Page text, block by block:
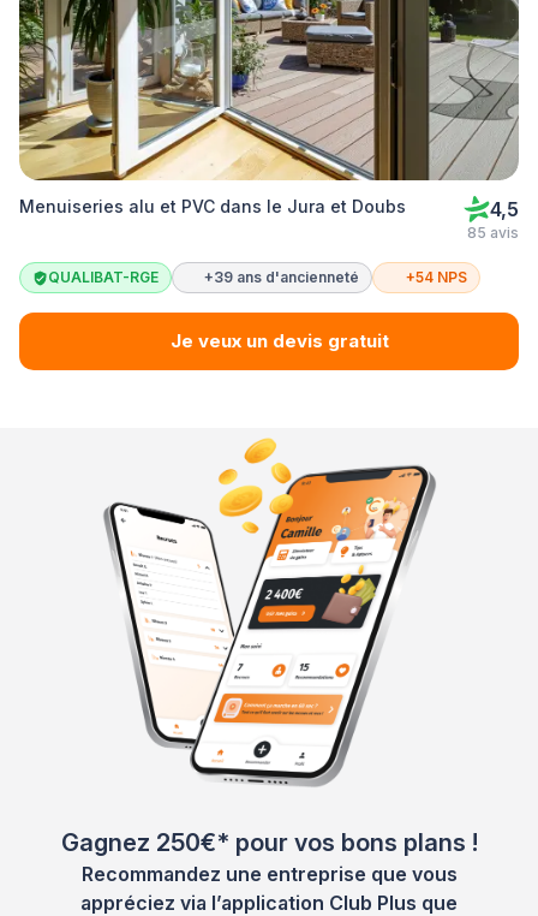
Menuiseries alu et PVC dans le Jura et Doubs 4,5
85 avis
QUALIBAT-RGE +39 ans d'ancienneté +54 NPS
Je veux un devis gratuit
Gagnez 250€* pour vos bons plans !
Recommandez une entreprise que vous
appréciez via l’application Club Plus que